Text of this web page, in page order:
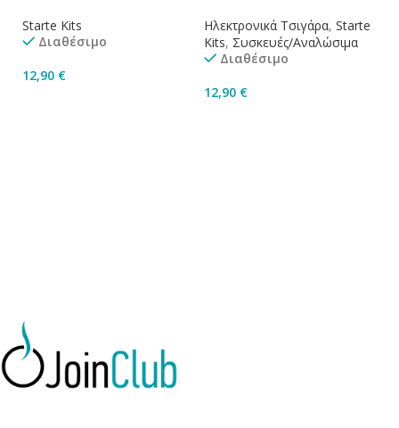
Starte Kits
Διαθέσιμο
12,90 €
Ηλεκτρονικά Τσιγάρα, Starte
Kits, Συσκευές/Αναλώσιμα
Διαθέσιμο
12,90 €